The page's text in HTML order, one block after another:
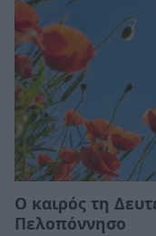
Ο καιρός τη
Πελοπόννησο